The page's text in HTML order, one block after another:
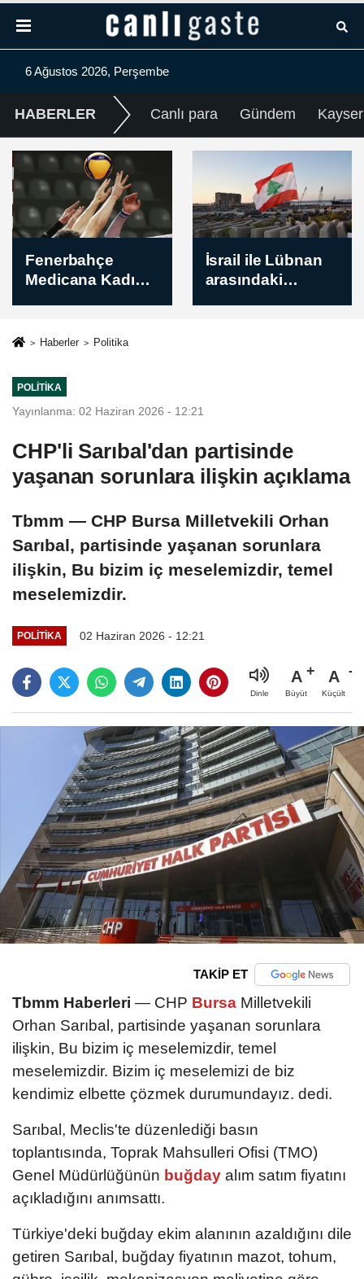
6 Ağustos 2026, Perşembe
HABERLER Canlı para Gündem
İsrail ile Lübnan
arasındaki
sürüyor
Türkiye, fındık
ihracatından 11
Haberler Politika
POLITIKA
Yayınlanma: 02 Haziran 2026 - 12:21
CHP'li Sarıbal'dan partisinde
yaşanan sorunlara ilişkin açıklama
Tbmm — CHP Bursa Milletvekili Orhan
Sarıbal, partisinde yaşanan sorunlara
ilişkin, Bu bizim iç meselemizdir, temel
meselemizdir.
POLITIKA 02 Haziran 2026 - 12:21
Dinle
A
Büyüt
A
Küçült
TAKİP ET
Tbmm Haberleri — CHP Bursa Milletvekili
Orhan Sarıbal, partisinde yaşanan sorunlara
ilişkin, Bu bizim iç meselemizdir, temel
meselemizdir. Bizim iç meselemizi de biz
kendimiz elbette çözmek durumundayız. dedi.
Sarıbal, Meclis'te düzenlediği basın
toplantısında, Toprak Mahsulleri Ofisi (TMO)
Genel Müdürlüğünün buğday alım satım fiyatını
açıkladığını anımsattı.
Türkiye'deki buğday ekim alanının azaldığını dile
getiren Sarıbal, buğday fiyatının mazot, tohum,